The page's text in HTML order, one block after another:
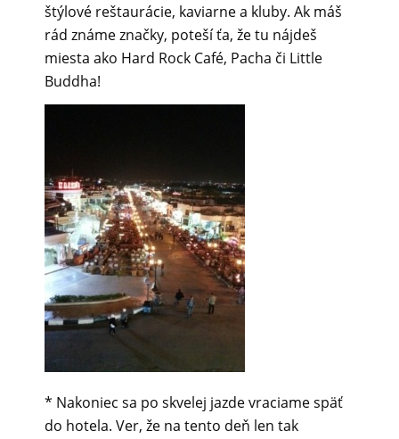
štýlové reštaurácie, kaviarne a kluby. Ak máš
rád známe značky, poteší ťa, že tu nájdeš
miesta ako Hard Rock Café, Pacha či Little
Buddha!
* Nakoniec sa po skvelej jazde vraciame späť
do hotela. Ver, že na tento deň len tak